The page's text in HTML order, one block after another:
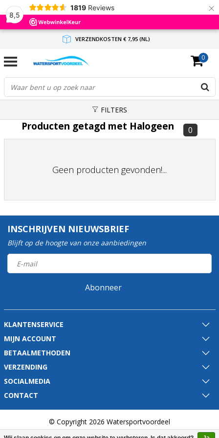
8,5
1819 Reviews ×
VERZENDKOSTEN € 7,95 (NL)
GRATIS VERZENDING(NL) VANAF € 65,-
BINNEN 1-3 WERKDAGEN ANTWOORD
0
FILTERS
Producten getagd met Halogeen 0
Geen producten gevonden!...
INSCHRIJVEN NIEUWSBRIEF
Blijft op de hoogte van onze aanbiedingen
Abonneer
KLANTENSERVICE
MIJN ACCOUNT
BETAALMETHODEN
VERZENDING
SOCIALMEDIA
CONTACT
© Copyright 2026 Watersportvoordeel